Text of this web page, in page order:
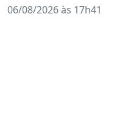
06/08/2026 às 17h41